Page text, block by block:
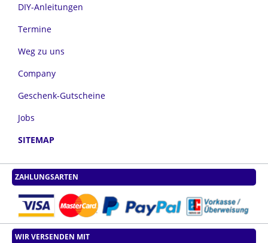
DIY-Anleitungen
Termine
Weg zu uns
Company
Geschenk-Gutscheine
Jobs
SITEMAP
ZAHLUNGSARTEN
WIR VERSENDEN MIT